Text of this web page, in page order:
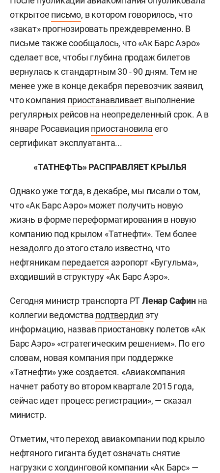
открытое письмо, в котором говорилось, что
«закат» прогнозировать преждевременно. В
письме также сообщалось, что «Ак Барс Аэро»
сделает все, чтобы глубина продаж билетов
вернулась к стандартным 30 - 90 дням. Тем не
менее уже в конце декабря перевозчик заявил,
что компания приостанавливает выполнение
регулярных рейсов на неопределенный срок. А в
январе Росавиация приостановила его
сертификат эксплуатанта...
«ТАТНЕФТЬ» РАСПРАВЛЯЕТ КРЫЛЬЯ
Однако уже тогда, в декабре, мы писали о том,
что «Ак Барс Аэро» может получить новую
жизнь в форме переформатирования в новую
компанию под крылом «Татнефти». Тем более
незадолго до этого стало известно, что
нефтяникам передается аэропорт «Бугульма»,
входивший в структуру «Ак Барс Аэро».
Сегодня министр транспорта РТЛенар Сафин на
коллегии ведомства подтвердил эту
информацию, назвав приостановку полетов «Ак
Барс Аэро» «стратегическим решением». По его
словам, новая компания при поддержке
«Татнефти» уже создается. «Авиакомпания
начнет работу во втором квартале 2015 года,
сейчас идет процесс регистрации», — сказал
министр.
Отметим, что переход авиакомпании под крыло
нефтяного гиганта будет означать снятие
нагрузки с холдинговой компании «Ак Барс» —